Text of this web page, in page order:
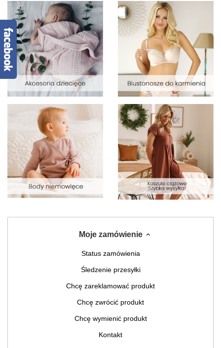
Moje zamówienie
Status zamówienia
Śledzenie przesyłki
Chcę zareklamować produkt
Chcę zwrócić produkt
Chcę wymienić produkt
Kontakt